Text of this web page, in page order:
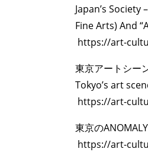
Japan’s
Fine Arts) And
https://art-
東京アートシー
Tokyo’s art
https://art-
東京の
https://art-